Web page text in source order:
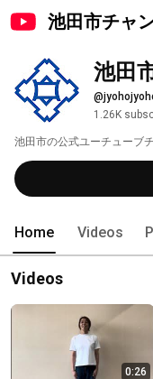
池田市チャ
池田
1.26K
池田市の公式ユーチューブ
Home Videos
Videos
0:26